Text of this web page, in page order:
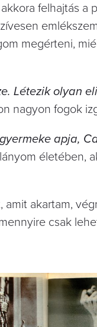
felhajtás
megérteni,
Létezik olyan
nagyon fogok
apja,
életében,
akartam,
csak